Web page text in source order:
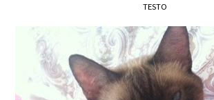
CHI
BLOG
TESTO